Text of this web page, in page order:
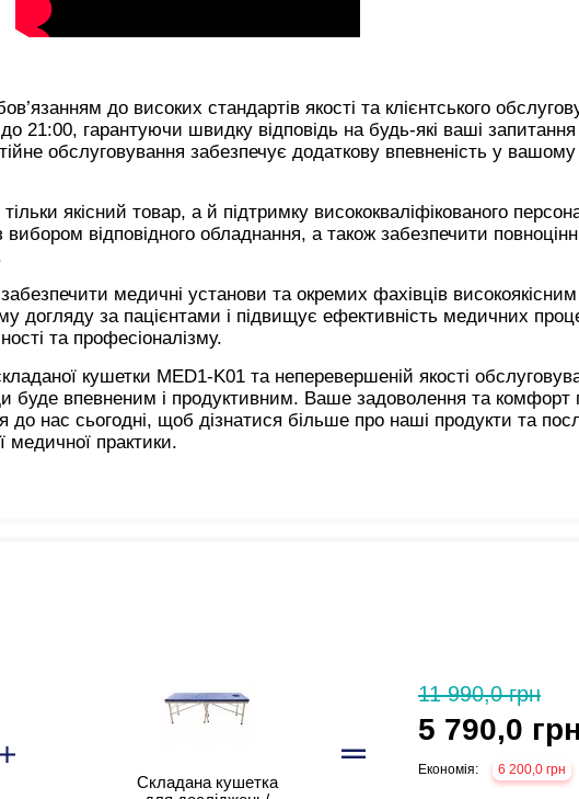
до високих стандартів якості та клієнтського
21:00, гарантуючи швидку відповідь на будь-які ваші запитання
обслуговування забезпечує додаткову впевненість у вашому
якісний товар, а й підтримку висококваліфікованого
відповідного обладнання, а також забезпечити
медичні установи та окремих фахівців високоякісним
догляду за пацієнтами і підвищує ефективність медичних
та професіоналізму.
кушетки MED1-K01 та неперевершеній якості
буде впевненим і продуктивним. Ваше задоволення та комфорт
до нас сьогодні, щоб дізнатися більше про наші продукти та
практики.
Складана кушетка
11 990,0 грн
5 790,0
Економія: 6 200,0 грн